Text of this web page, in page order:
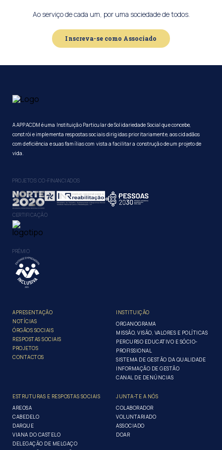
Ao serviço de cada um, por uma sociedade de todos.
Inscreva-se como Associado
A APPACDM é uma Instituição Particular de Solidariedade Social que concebe,
constrói e implementa respostas sociais dirigidas prioritariamente, aos cidadãos
com deficiência e suas famílias com vista a facilitar a construção de um projeto de
vida.
PROJETOS CO-FINANCIADOS
CERTIFICAÇÃO
PRÉMIO
APRESENTAÇÃO
NOTÍCIAS
ÓRGÃOS SOCIAIS
RESPOSTAS SOCIAIS
PROJETOS
CONTACTOS
INSTITUIÇÃO
ORGANOGRAMA
MISSÃO, VISÃO, VALORES E POLÍTICAS
PERCURSO EDUCATIVO E SÓCIO-
PROFISSIONAL
SISTEMA DE GESTÃO DA QUALIDADE
INFORMAÇÃO DE GESTÃO
CANAL DE DENÚNCIAS
ESTRUTURAS E RESPOSTAS SOCIAIS
AREOSA
CABEDELO
DARQUE
VIANA DO CASTELO
DELEGAÇÃO DE MELGAÇO
JUNTA-TE A NÓS
COLABORADOR
VOLUNTARIADO
ASSOCIADO
DOAR